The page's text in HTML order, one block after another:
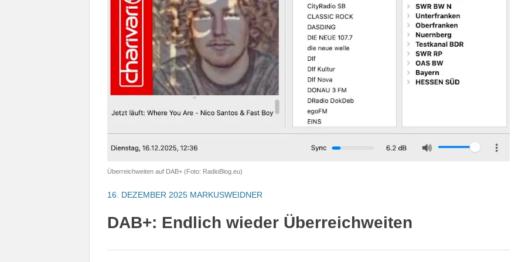
Überreichweiten auf DAB+ (Foto: RadioBlog.eu)
16. DEZEMBER 2025 MARKUSWEIDNER
DAB+: Endlich wieder Überreichweiten